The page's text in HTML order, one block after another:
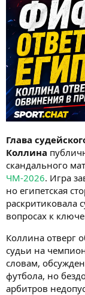
Глава
Коллина
скандального
ЧМ-2026. Игра
но египетская
раскритиковала
вопросах к
Коллина отверг
судьи на
словам,
футбола, но
арбитров